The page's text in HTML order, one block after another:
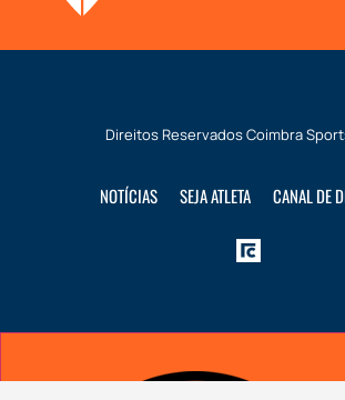
Direitos ReservadosCoimbra
NOTÍCIAS SEJA ATLETA CANAL DE